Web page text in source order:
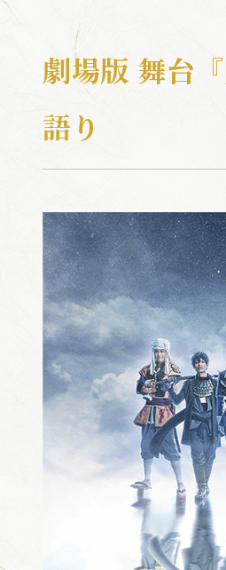
劇場版 舞台
語り